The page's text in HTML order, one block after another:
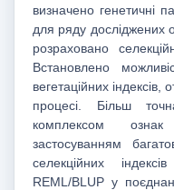
визначено генетичні
для ряду досліджених
розраховано
Встановлено
вегетаційних
процесі. Більш
комплексом ознак
застосуванням
селекційних
REML/BLUP у